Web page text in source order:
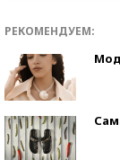
РЕКОМЕНДУЕМ: